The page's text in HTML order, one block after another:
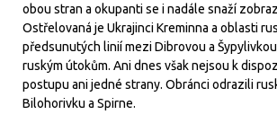
obou stran a okupanti se i nadále snaží
Ostřelovaná je Ukrajinci Kreminna a oblasti
předsunutých linií mezi Dibrovou a
ruským útokům. Ani dnes však nejsou k
postupu ani jedné strany. Obránci odrazili
Bilohorivku a Spirne.